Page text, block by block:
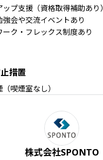
ップ支援（資格取得補助あり）
強会や交流イベントあり
ーク・フレックス制度あり
措置
喫煙室なし）
株式会社SPONTO